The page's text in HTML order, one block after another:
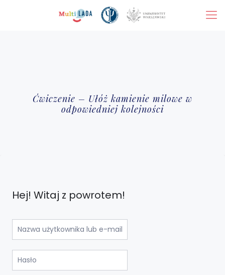
Ćwiczenie – Ułóż kamienie milowe w
odpowiedniej kolejności
Hej! Witaj z powrotem!